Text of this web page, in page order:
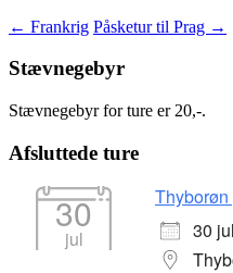
Indlægsnavigation
← Frankrig Påsketur til Prag →
Stævnegebyr
Stævnegebyr for ture er 20,-.
Afsluttede ture
30
jul
30